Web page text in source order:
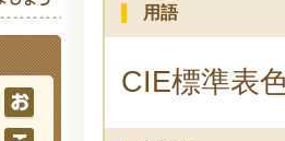
用語
CIE標準表